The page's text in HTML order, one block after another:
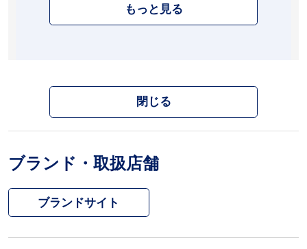
もっと見る
閉じる
ブランド・取扱店舗
ブランドサイト